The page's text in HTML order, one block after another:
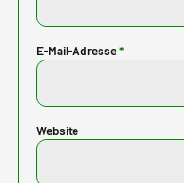
E-Mail-Adresse*
Website